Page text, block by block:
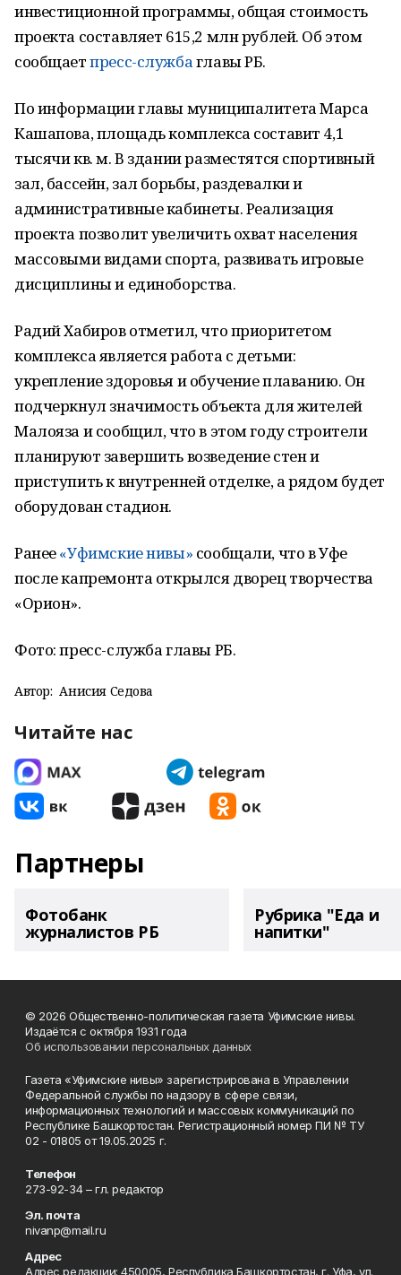
инвестиционной программы, общая стоимость
проекта составляет 615,2 млн рублей. Об этом
сообщаетпресс-службаглавы РБ.
По информации главы муниципалитета Марса
Кашапова, площадь комплекса составит 4,1
тысячи кв. м. В здании разместятся спортивный
зал, бассейн, зал борьбы, раздевалки и
административные кабинеты. Реализация
проекта позволит увеличить охват населения
массовыми видами спорта, развивать игровые
дисциплины и единоборства.
Радий Хабиров отметил, что приоритетом
комплекса является работа с детьми:
укрепление здоровья и обучение плаванию. Он
подчеркнул значимость объекта для жителей
Малояза и сообщил, что в этом году строители
планируют завершить возведение стен и
приступить к внутренней отделке, а рядом будет
оборудован стадион.
Ранее«Уфимские нивы» сообщали, что в Уфе
после капремонта открылся дворец творчества
«Орион».
Фото: пресс-служба главы РБ.
Автор: Анисия Седова
Читайте нас
Партнеры
Фотобанк
журналистов РБ
Рубрика "Еда и
напитки"
© 2026 Общественно-политическая газета Уфимские нивы.
Издаётся с октября 1931 года
Об использовании персональных данных
Газета «Уфимские нивы» зарегистрирована в Управлении
Федеральной службы по надзору в сфере связи,
информационных технологий и массовых коммуникаций по
Республике Башкортостан. Регистрационный номер ПИ № ТУ
02 - 01805 от 19.05.2025 г.
Телефон
273-92-34 – гл. редактор
Эл. почта
nivanp@mail.ru
Адрес
Адрес редакции: 450005, Республика Башкортостан, г. Уфа, ул.